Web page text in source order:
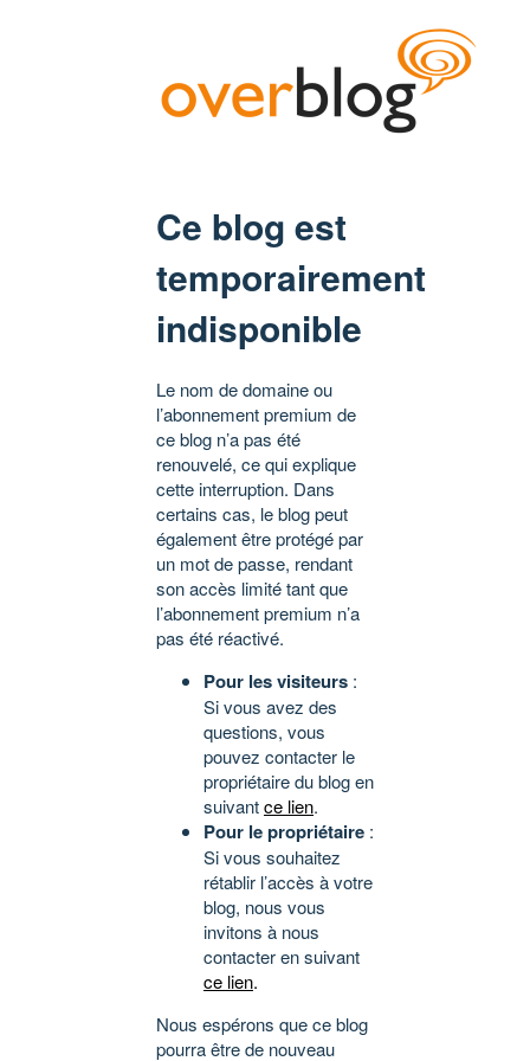
Ce blog est
temporairement
indisponible
Le nom de domaine ou
l’abonnement premium de
ce blog n’a pas été
renouvelé, ce qui explique
cette interruption. Dans
certains cas, le blog peut
également être protégé par
un mot de passe, rendant
son accès limité tant que
l’abonnement premium n’a
pas été réactivé.
Pour les visiteurs :
Si vous avez des
questions, vous
pouvez contacter le
propriétaire du blog en
suivantce lien.
Pour le propriétaire :
Si vous souhaitez
rétablir l’accès à votre
blog, nous vous
invitons à nous
contacter en suivant
ce lien.
Nous espérons que ce blog
pourra être de nouveau